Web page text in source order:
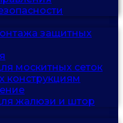
защитных
москитных сеток
конструкциям
жалюзи и штор